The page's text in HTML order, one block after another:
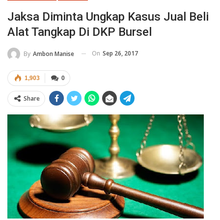
Jaksa Diminta Ungkap Kasus Jual Beli
Alat Tangkap Di DKP Bursel
By Ambon Manise On Sep 26, 2017
0
1,903
Share